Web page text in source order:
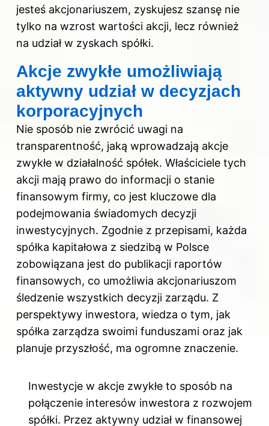
jesteś akcjonariuszem, zyskujesz szansę nie
tylko na wzrost wartości akcji, lecz również
na udział w zyskach spółki.
Akcje zwykłe umożliwiają
aktywny udział w decyzjach
korporacyjnych
Nie sposób nie zwrócić uwagi na
transparentność, jaką wprowadzają akcje
zwykłe w działalność spółek. Właściciele tych
akcji mają prawo do informacji o stanie
finansowym firmy, co jest kluczowe dla
podejmowania świadomych decyzji
inwestycyjnych. Zgodnie z przepisami, każda
spółka kapitałowa z siedzibą w Polsce
zobowiązana jest do publikacji raportów
finansowych, co umożliwia akcjonariuszom
śledzenie wszystkich decyzji zarządu. Z
perspektywy inwestora, wiedza o tym, jak
spółka zarządza swoimi funduszami oraz jak
planuje przyszłość, ma ogromne znaczenie.
Inwestycje w akcje zwykłe to sposób na
połączenie interesów inwestora z rozwojem
spółki. Przez aktywny udział w finansowej